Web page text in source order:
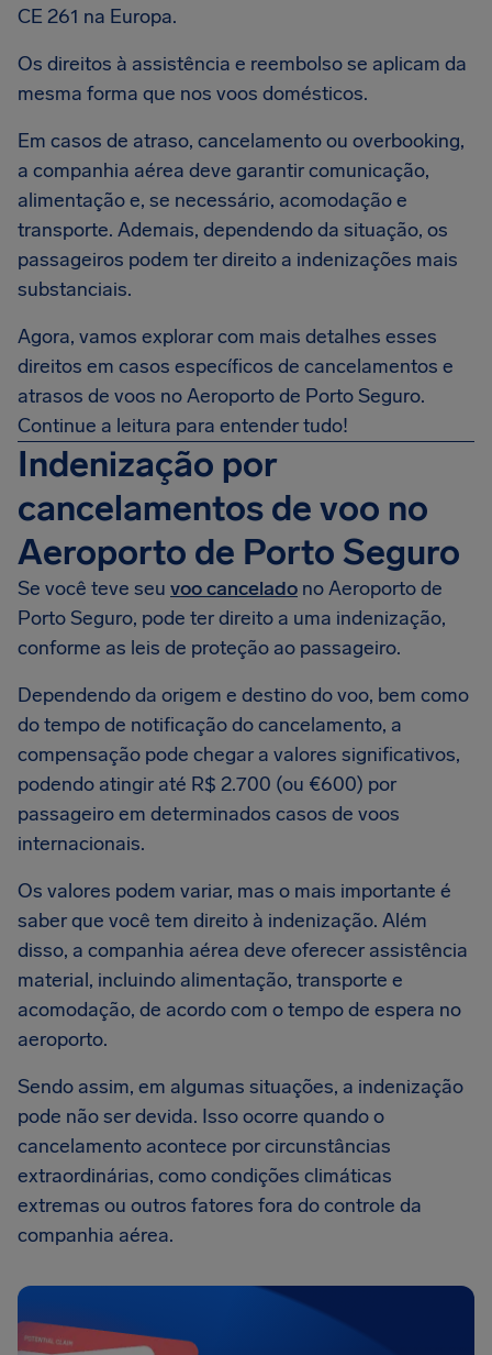
CE 261 na Europa.
Os direitos à assistência e reembolso se aplicam da
mesma forma que nos voos domésticos.
Em casos de atraso, cancelamento ou overbooking,
a companhia aérea deve garantir comunicação,
alimentação e, se necessário, acomodação e
transporte. Ademais, dependendo da situação, os
passageiros podem ter direito a indenizações mais
substanciais.
Agora, vamos explorar com mais detalhes esses
direitos em casos específicos de cancelamentos e
atrasos de voos no Aeroporto de Porto Seguro.
Continue a leitura para entender tudo!
Indenização por
cancelamentos de voo no
Aeroporto de Porto Seguro
Se você teve seu voo cancelado no Aeroporto de
Porto Seguro, pode ter direito a uma indenização,
conforme as leis de proteção ao passageiro.
Dependendo da origem e destino do voo, bem como
do tempo de notificação do cancelamento, a
compensação pode chegar a valores significativos,
podendo atingir até R$ 2.700 (ou €600) por
passageiro em determinados casos de voos
internacionais.
Os valores podem variar, mas o mais importante é
saber que você tem direito à indenização. Além
disso, a companhia aérea deve oferecer assistência
material, incluindo alimentação, transporte e
acomodação, de acordo com o tempo de espera no
aeroporto.
Sendo assim, em algumas situações, a indenização
pode não ser devida. Isso ocorre quando o
cancelamento acontece por circunstâncias
extraordinárias, como condições climáticas
extremas ou outros fatores fora do controle da
companhia aérea.